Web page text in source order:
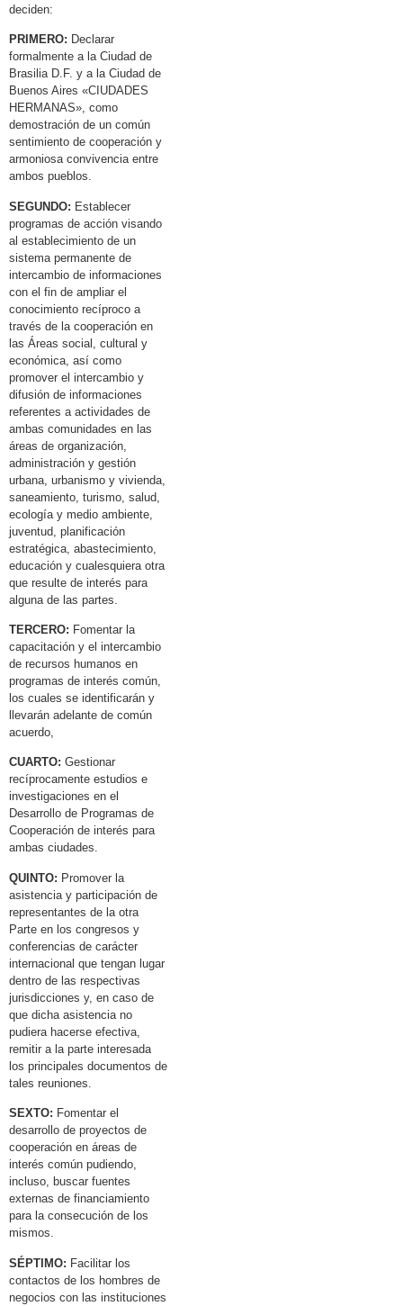
deciden:
PRIMERO: Declarar
formalmente a la Ciudad de
Brasilia D.F. y a la Ciudad de
Buenos Aires «CIUDADES
HERMANAS», como
demostración de un común
sentimiento de cooperación y
armoniosa convivencia entre
ambos pueblos.
SEGUNDO: Establecer
programas de acción visando
al establecimiento de un
sistema permanente de
intercambio de informaciones
con el fin de ampliar el
conocimiento recíproco a
través de la cooperación en
las Áreas social, cultural y
económica, así como
promover el intercambio y
difusión de informaciones
referentes a actividades de
ambas comunidades en las
áreas de organización,
administración y gestión
urbana, urbanismo y vivienda,
saneamiento, turismo, salud,
ecología y medio ambiente,
juventud, planificación
estratégica, abastecimiento,
educación y cualesquiera otra
que resulte de interés para
alguna de las partes.
TERCERO: Fomentar la
capacitación y el intercambio
de recursos humanos en
programas de interés común,
los cuales se identificarán y
llevarán adelante de común
acuerdo,
CUARTO: Gestionar
recíprocamente estudios e
investigaciones en el
Desarrollo de Programas de
Cooperación de interés para
ambas ciudades.
QUINTO: Promover la
asistencia y participación de
representantes de la otra
Parte en los congresos y
conferencias de carácter
internacional que tengan lugar
dentro de las respectivas
jurisdicciones y, en caso de
que dicha asistencia no
pudiera hacerse efectiva,
remitir a la parte interesada
los principales documentos de
tales reuniones.
SEXTO: Fomentar el
desarrollo de proyectos de
cooperación en áreas de
interés común pudiendo,
incluso, buscar fuentes
externas de financiamiento
para la consecución de los
mismos.
SÉPTIMO: Facilitar los
contactos de los hombres de
negocios con las instituciones